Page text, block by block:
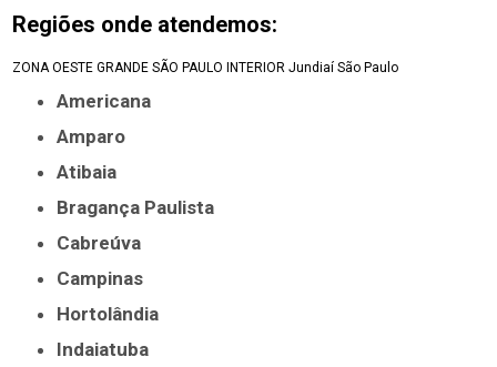
Regiões onde atendemos:
ZONA OESTE GRANDE SÃO PAULO INTERIOR Jundiaí São Paulo
Americana
Amparo
Atibaia
Bragança Paulista
Cabreúva
Campinas
Hortolândia
Indaiatuba